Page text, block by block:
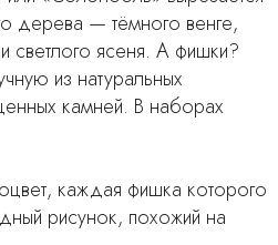
дерева — тёмного венге,
светлого ясеня. А фишки?
из натуральных
камней. В наборах
каждая фишка которого
рисунок, похожий на